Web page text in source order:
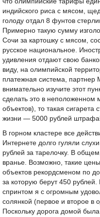
индийского риса с мясом,
голоду отдал 8 фунтов
Примерно такую сумму
Сочи за картошку с мясом,
русское национальное.
удивления отдают свою
виду, на олимпийской
платежная система, партнер
внимательно изучите этот
сделать это в неположенном
объектов), то такая сигарета
жизни — 5000 рублей
В горном кластере все
Интернете долго гуляли
рублей за тарелочку. В
вранье. Возможно, такие
объектов рекордсменом по
за которую берут 450
спринтом я с огромным
солянкой (первое и второе в
Поскольку дорога домой